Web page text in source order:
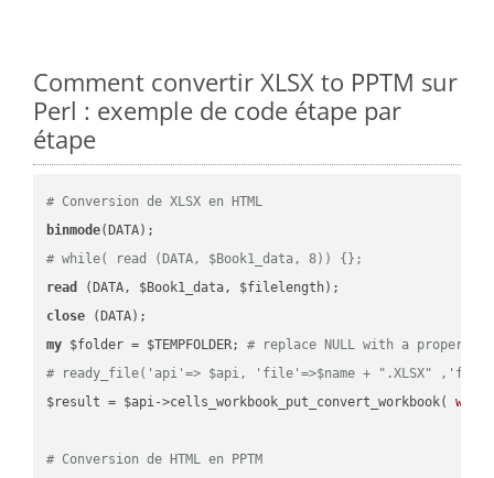
Comment convertir XLSX to PPTM sur
Perl : exemple de code étape par
étape
# Conversion de XLSX en HTML
binmode
# while( read (DATA, $Book1_data, 8)) {};
read
close
my $folder = $TEMPFOLDER; # replace NULL with a proper
# ready_file('api'=> $api, 'file'=>$name + ".XLSX"
$result = $api->cells_workbook_put_convert_workbook(
# Conversion de HTML en PPTM